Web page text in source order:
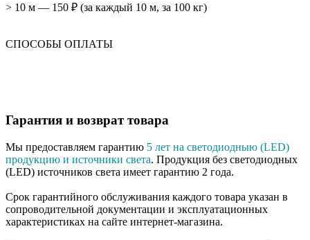
> 10 м — 150 ₽ (за каждый 10 м, за 100 кг)
СПОСОБЫ ОПЛАТЫ
Гарантия и возврат товара
Мы предоставляем гарантию 5 лет на светодиодныю (LED)
продукцию и источники света. Продукция без светодиодных
(LED) источников света имеет гарантию 2 года.
Срок гарантийного обслуживания каждого товара указан в
сопроводительной документации и эксплуатационных
характеристиках на сайте интернет-магазина.